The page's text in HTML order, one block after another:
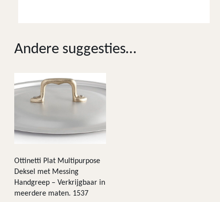
Andere suggesties…
Ottinetti Plat Multipurpose
Deksel met Messing
Handgreep – Verkrijgbaar in
meerdere maten. 1537